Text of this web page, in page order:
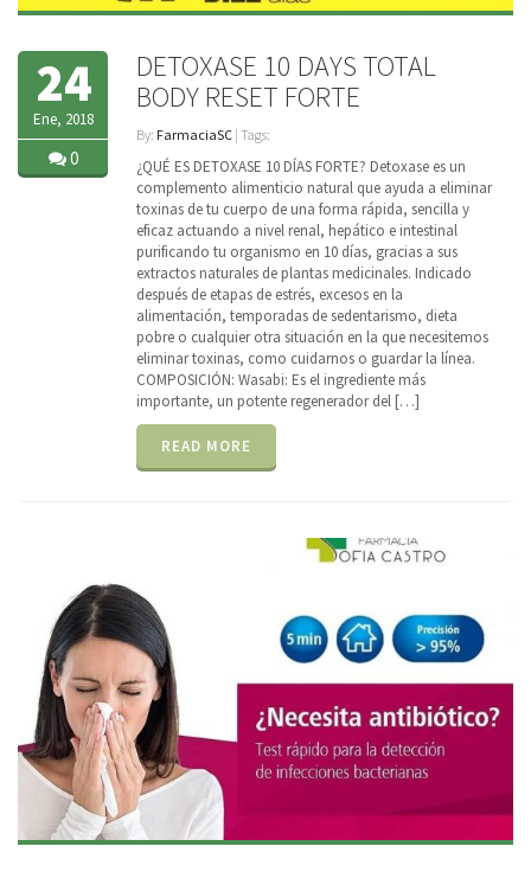
24
Ene, 2018
0
DETOXASE 10 DAYS TOTAL
BODY RESET FORTE
By: FarmaciaSC | Tags:
¿QUÉ ES DETOXASE 10 DÍAS FORTE? Detoxase es un
complemento alimenticio natural que ayuda a eliminar
toxinas de tu cuerpo de una forma rápida, sencilla y
eficaz actuando a nivel renal, hepático e intestinal
purificando tu organismo en 10 días, gracias a sus
extractos naturales de plantas medicinales. Indicado
después de etapas de estrés, excesos en la
alimentación, temporadas de sedentarismo, dieta
pobre o cualquier otra situación en la que necesitemos
eliminar toxinas, como cuidarnos o guardar la línea.
COMPOSICIÓN: Wasabi: Es el ingrediente más
importante, un potente regenerador del […]
READ MORE